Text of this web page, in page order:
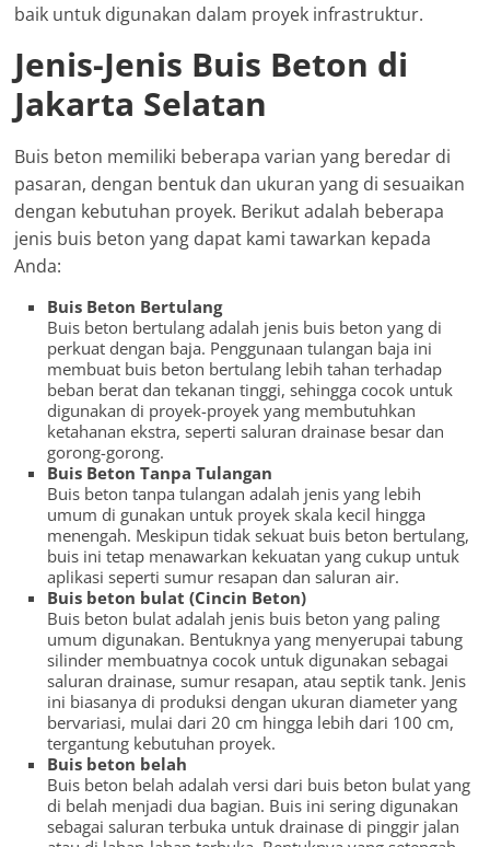
baik untuk digunakan dalam proyek infrastruktur.
Jenis-Jenis Buis Beton di
Jakarta Selatan
Buis beton memiliki beberapa varian yang beredar di
pasaran, dengan bentuk dan ukuran yang di sesuaikan
dengan kebutuhan proyek. Berikut adalah beberapa
jenis buis beton yang dapat kami tawarkan kepada
Anda:
Buis Beton Bertulang
Buis beton bertulang adalah jenis buis beton yang di
perkuat dengan baja. Penggunaan tulangan baja ini
membuat buis beton bertulang lebih tahan terhadap
beban berat dan tekanan tinggi, sehingga cocok untuk
digunakan di proyek-proyek yang membutuhkan
ketahanan ekstra, seperti saluran drainase besar dan
gorong-gorong.
Buis Beton Tanpa Tulangan
Buis beton tanpa tulangan adalah jenis yang lebih
umum di gunakan untuk proyek skala kecil hingga
menengah. Meskipun tidak sekuat buis beton bertulang,
buis ini tetap menawarkan kekuatan yang cukup untuk
aplikasi seperti sumur resapan dan saluran air.
Buis beton bulat (Cincin Beton)
Buis beton bulat adalah jenis buis beton yang paling
umum digunakan. Bentuknya yang menyerupai tabung
silinder membuatnya cocok untuk digunakan sebagai
saluran drainase, sumur resapan, atau septik tank. Jenis
ini biasanya di produksi dengan ukuran diameter yang
bervariasi, mulai dari 20 cm hingga lebih dari 100 cm,
tergantung kebutuhan proyek.
Buis beton belah
Buis beton belah adalah versi dari buis beton bulat yang
di belah menjadi dua bagian. Buis ini sering digunakan
sebagai saluran terbuka untuk drainase di pinggir jalan